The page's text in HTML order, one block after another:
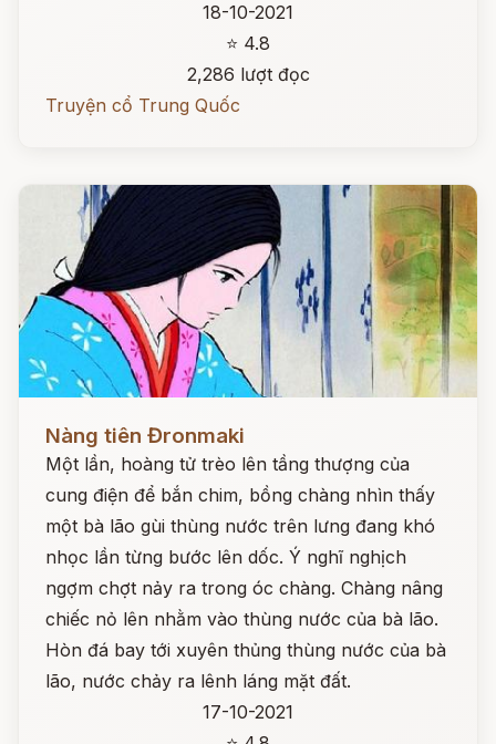
18-10-2021
⭐ 4.8
2,286 lượt đọc
Truyện cổ Trung Quốc
Nàng tiên Đronmaki
Một lần, hoàng tử trèo lên tầng thượng của
cung điện để bắn chim, bồng chàng nhìn thấy
một bà lão gùi thùng nước trên lưng đang khó
nhọc lần từng bước lên dốc. Ý nghĩ nghịch
ngợm chợt nảy ra trong óc chàng. Chàng nâng
chiếc nỏ lên nhằm vào thùng nước của bà lão.
Hòn đá bay tới xuyên thủng thùng nước của bà
lão, nước chảy ra lênh láng mặt đất.
17-10-2021